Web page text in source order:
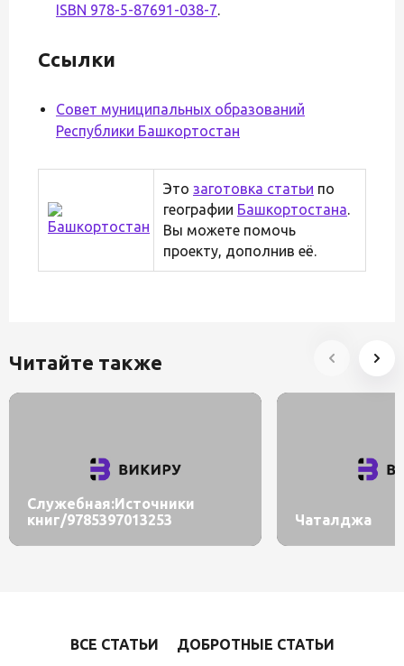
ISBN 978-5-87691-038-7.
Ссылки
Совет муниципальных образований
Республики Башкортостан
Это заготовка статьи по
географии Башкортостана.
Вы можете помочь
проекту, дополнив её.
Читайте также
Служебная:Источники
книг/9785397013253
Чаталджа
ВСЕ СТАТЬИ ДОБРОТНЫЕ СТАТЬИ